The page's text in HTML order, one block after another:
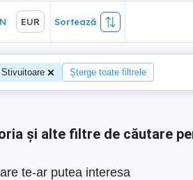
EUR Sortează
Șterge toate filtrele
și alte filtre de căutare
te-ar putea interesa